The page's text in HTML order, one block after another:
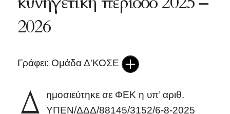
2026
Γράφει: Ομάδα Δ'ΚΟΣΕ
Δ
ημοσιεύτηκε σε ΦΕΚ η υπ’ αριθ.
ΥΠΕΝ/ΔΔΔ/88145/3152/6-8-2025